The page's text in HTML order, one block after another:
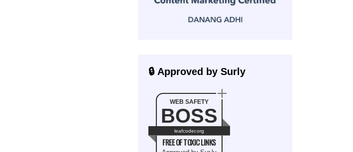
🔒 Approved by Surly
WEB SAFETY
BOSS
leafcoder.org
FREE OF TOXIC LINKS